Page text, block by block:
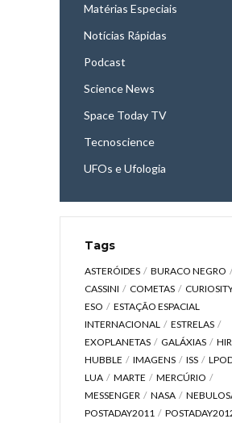
Matérias Especiais
Notícias Rápidas
Podcast
Science News
Space Today TV
Tecnoscience
UFOs e Ufologia
Tags
ASTERÓIDES
BURACO NEGRO
CASSINI
COMETAS
ESO
ESTAÇÃO ESPACIAL
INTERNACIONAL
ESTRELAS
EXOPLANETAS
GALÁXIAS
HUBBLE
IMAGENS ISS
LUA
MARTE
MERCÚRIO
MESSENGER
NASA
POSTADAY2011